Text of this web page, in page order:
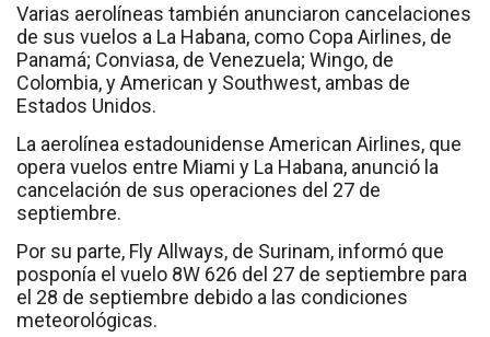
Varias aerolíneas también anunciaron cancelaciones
de sus vuelos a La Habana, como Copa Airlines, de
Panamá; Conviasa, de Venezuela; Wingo, de
Colombia, y American y Southwest, ambas de
Estados Unidos.
La aerolínea estadounidense American Airlines, que
opera vuelos entre Miami y La Habana, anunció la
cancelación de sus operaciones del 27 de
septiembre.
Por su parte, Fly Allways, de Surinam, informó que
posponía el vuelo 8W 626 del 27 de septiembre para
el 28 de septiembre debido a las condiciones
meteorológicas.